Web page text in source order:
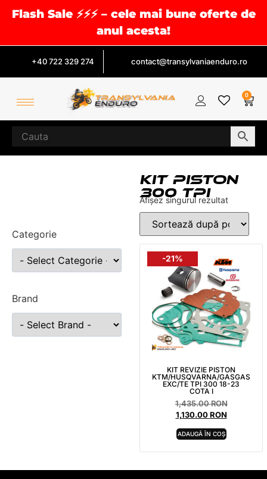
Flash Sale ⚡⚡⚡ – cele mai bune oferte de
anul acesta!
+40 722 329 274 contact@transylvaniaenduro.ro
0
Categorie
Brand
KIT PISTON
300 TPI
Afișez singurul rezultat
-21%
KIT REVIZIE PISTON
KTM/HUSQVARNA/GASGAS
EXC/TE TPI 300 18-23
COTA I
1,435.00RON
1,130.00RON
ADAUGĂ ÎN COȘ